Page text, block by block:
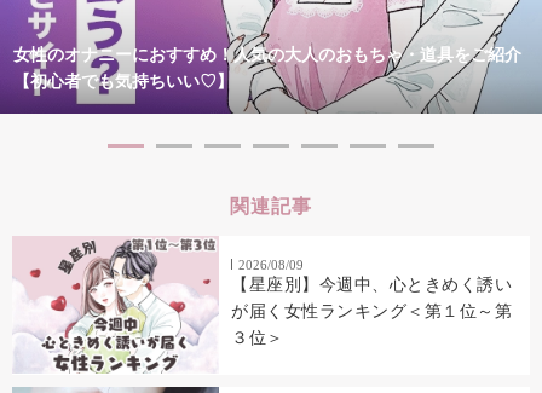
女性のオナニーにおすすめ！人気の大人のおもちゃ・道具をご紹介
【初心者でも気持ちいい♡】
関連記事
2026/08/09
【星座別】今週中、心ときめく誘い
が届く女性ランキング＜第１位～第
３位＞